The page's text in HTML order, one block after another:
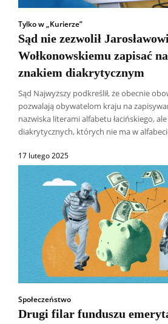
Tylko w „Kurierze”
Sąd nie zezwolił Jarosławowi
Wołkonowskiemu zapisać
znakiem diakrytycznym
Sąd Najwyższy podkreślił, że obecnie
pozwalają obywatelom kraju na
nazwiska literami alfabetu łacińskiego,
diakrytycznych, których nie ma w
17 lutego 2025
Społeczeństwo
Drugi filar funduszu